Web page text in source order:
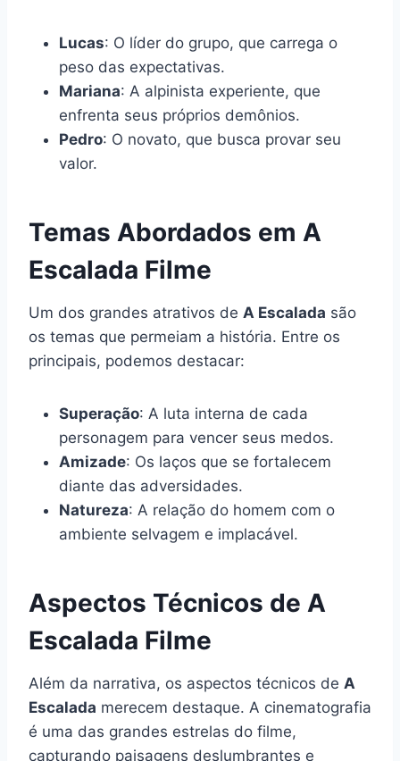
Lucas: O líder do grupo, que carrega o
peso das expectativas.
Mariana: A alpinista experiente, que
enfrenta seus próprios demônios.
Pedro: O novato, que busca provar seu
valor.
Temas Abordados em A
Escalada Filme
Um dos grandes atrativos de A Escalada são
os temas que permeiam a história. Entre os
principais, podemos destacar:
Superação: A luta interna de cada
personagem para vencer seus medos.
Amizade: Os laços que se fortalecem
diante das adversidades.
Natureza: A relação do homem com o
ambiente selvagem e implacável.
Aspectos Técnicos de A
Escalada Filme
Além da narrativa, os aspectos técnicos de A
Escalada merecem destaque. A cinematografia
é uma das grandes estrelas do filme,
capturando paisagens deslumbrantes e